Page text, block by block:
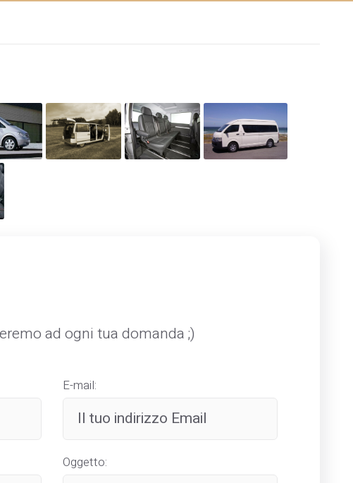
ad ogni tua domanda ;)
E-mail:
Oggetto: